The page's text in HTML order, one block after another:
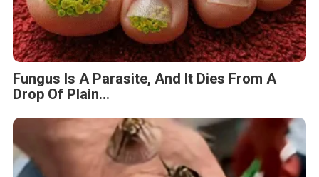
Fungus Is A Parasite, And It Dies From A
Drop Of Plain...